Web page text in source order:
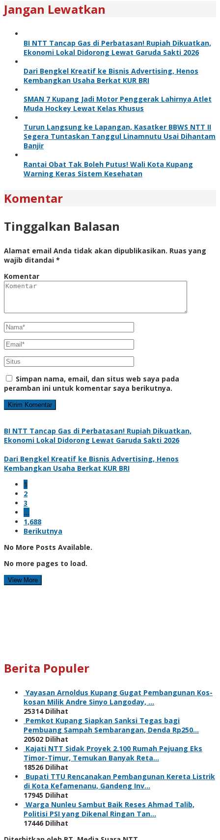
Jangan Lewatkan
BI NTT Tancap Gas di Perbatasan! Rupiah Dikuatkan,
Ekonomi Lokal Didorong Lewat Garuda Sakti 2026
Dari Bengkel Kreatif ke Bisnis Advertising, Henos
Kembangkan Usaha Berkat KUR BRI
SMAN 7 Kupang Jadi Motor Penggerak Lahirnya Atlet
Muda Hockey Lewat Kelas Khusus
Turun Langsung ke Lapangan, Kasatker BBWS NTT II
Segera Tuntaskan Tanggul Linamnutu Usai Dihantam
Banjir
Rantai Obat Tak Boleh Putus! Wali Kota Kupang
Warning Keras Sistem Kesehatan
Komentar
Tinggalkan Balasan
Alamat email Anda tidak akan dipublikasikan. Ruas yang
wajib ditandai *
Komentar
Simpan nama, email, dan situs web saya pada
peramban ini untuk komentar saya berikutnya.
BI NTT Tancap Gas di Perbatasan! Rupiah Dikuatkan,
Ekonomi Lokal Didorong Lewat Garuda Sakti 2026
Dari Bengkel Kreatif ke Bisnis Advertising, Henos
Kembangkan Usaha Berkat KUR BRI
1
2
3
…
1,688
Berikutnya
No More Posts Available.
No more pages to load.
View More
Berita Populer
Yayasan Arnoldus Kupang Gugat Pembangunan Kos-
kosan Milik Andre Sinyo Langoday, …
25314 Dilihat
Pemkot Kupang Siapkan Sanksi Tegas bagi
Pembuang Sampah Sembarangan, Denda Rp250…
20502 Dilihat
Kajati NTT Sidak Proyek 2.100 Rumah Pejuang Eks
Timor-Timur, Temukan Banyak Reta…
18526 Dilihat
Bupati TTU Rencanakan Pembangunan Kereta Listrik
di Kota Kefamenanu, Gandeng Inv…
17945 Dilihat
Warga Nunleu Sambut Baik Reses Ahmad Talib,
Politisi PSI yang Dikenal Ringan Tan…
17446 Dilihat